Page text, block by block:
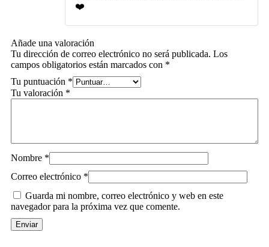
❤️
Añade una valoración
Tu dirección de correo electrónico no será publicada. Los
campos obligatorios están marcados con *
Tu puntuación *
Tu valoración *
Nombre *
Correo electrónico *
Guarda mi nombre, correo electrónico y web en este
navegador para la próxima vez que comente.